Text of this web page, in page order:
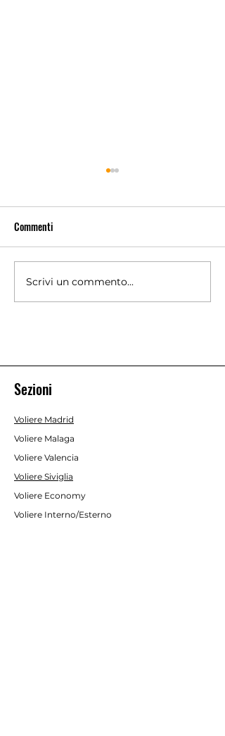
Progetto Voliera Siviglia 1250
- rete 25x25
Commenti
Scrivi un commento...
Sezioni
Voliere Madrid
Voliere Malaga
Voliere Valencia
Voliere Siviglia
Voliere Economy
Voliere Interno/Esterno